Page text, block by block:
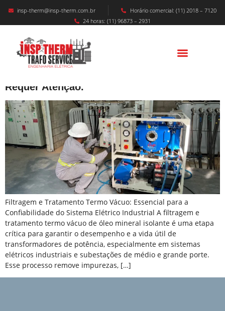
insp-therm@insp-therm.com.br
Horário comercial: (11) 2018 – 7120
24 horas: (11) 96873 – 2931
FILTRAGEM E TRATAMENTO TERMO
VÁCUO – Entenda O Por Que A Vida Útil Do
Requer Atenção.
Filtragem e Tratamento Termo Vácuo: Essencial para a
Confiabilidade do Sistema Elétrico Industrial A filtragem e
tratamento termo vácuo de óleo mineral isolante é uma etapa
crítica para garantir o desempenho e a vida útil de
transformadores de potência, especialmente em sistemas
elétricos industriais e subestações de médio e grande porte.
Esse processo remove impurezas, […]